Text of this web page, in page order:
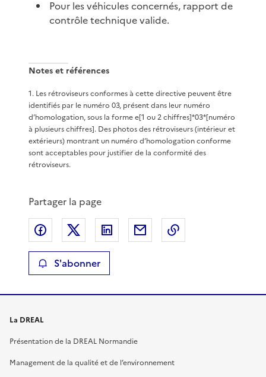
Pour les véhicules concernés, rapport de
contrôle technique valide.
Notes et références
1. Les rétroviseurs conformes à cette directive peuvent être
identifiés par le numéro 03, présent dans leur numéro
d’homologation, sous la forme e[1 ou 2 chiffres]*03*[numéro
à plusieurs chiffres]. Des photos des rétroviseurs (intérieur et
extérieurs) montrant un numéro d’homologation conforme
sont acceptables pour justifier de la conformité des
rétroviseurs.
Partager la page
Partager sur Facebook
Partager sur XPartager sur LinkedIn
Partager par email
S'abonner
La DREAL
Présentation de la DREAL Normandie
Management de la qualité et de l’environnement